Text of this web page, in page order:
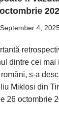
September 4,
dintre cei mai
s-a
Miklosi din
26 octombrie